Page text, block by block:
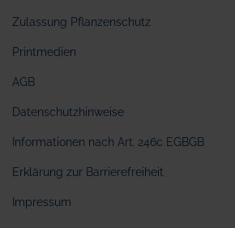
Zulassung Pflanzenschutz
Printmedien
AGB
Datenschutzhinweise
Informationen nach Art. 246c EGBGB
Erklärung zur Barrierefreiheit
Impressum